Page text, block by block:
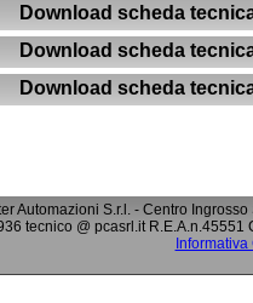
Download scheda
Download scheda
Download scheda
Automazioni S.r.l. - Centro
tecnico @ pcasrl.it